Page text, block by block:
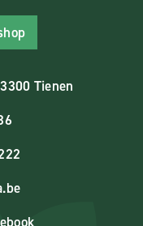
Tienen